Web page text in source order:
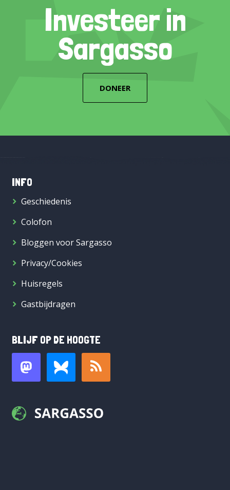
Investeer in
Sargasso
DONEER
INFO
Geschiedenis
Colofon
Bloggen voor Sargasso
Privacy/Cookies
Huisregels
Gastbijdragen
BLIJF OP DE HOOGTE